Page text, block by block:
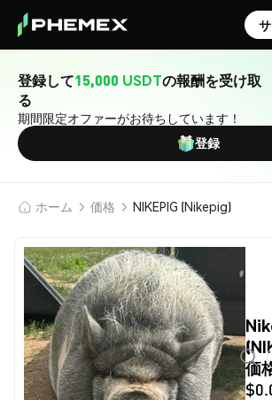
登録して15,000 USDTの報酬を受け取
る
期間限定オファーがお待ちしています！
登録
ホーム 価格 NIKEPIG (Nikepig)
価